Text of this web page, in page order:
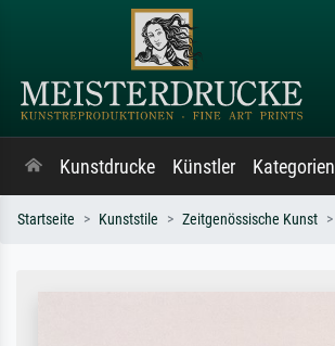
Kunstdrucke Künstler Kategorien
Startseite Kunststile Zeitgenössische Kunst